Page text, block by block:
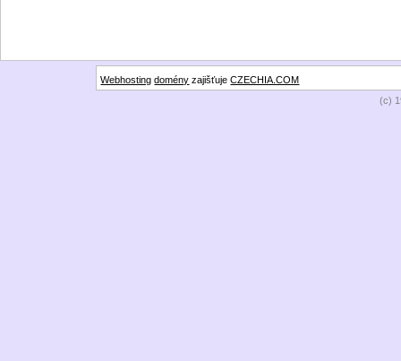
Webhosting domény zajišťujeCZECHIA.COM
(c)